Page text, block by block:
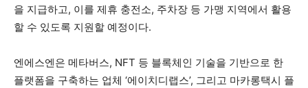
을 지급하고, 이를 제휴 충전소, 주차장 등 가맹 지역에서 활용
할 수 있도록 지원할 예정이다.
엔에스엔은 메타버스, NFT 등 블록체인 기술을 기반으로 한
플랫폼을 구축하는 업체 ‘에이치디랩스’, 그리고 마카롱택시 플